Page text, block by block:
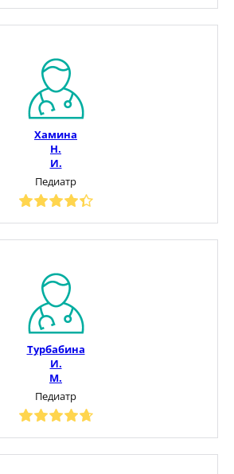
Хамина
Н.
И.
Педиатр
Турбабина
И.
М.
Педиатр